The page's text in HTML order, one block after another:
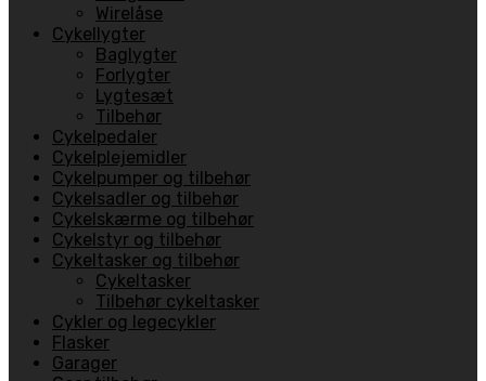
Wirelåse
Cykellygter
Baglygter
Forlygter
Lygtesæt
Tilbehør
Cykelpedaler
Cykelplejemidler
Cykelpumper og tilbehør
Cykelsadler og tilbehør
Cykelskærme og tilbehør
Cykelstyr og tilbehør
Cykeltasker og tilbehør
Cykeltasker
Tilbehør cykeltasker
Cykler og legecykler
Flasker
Garager